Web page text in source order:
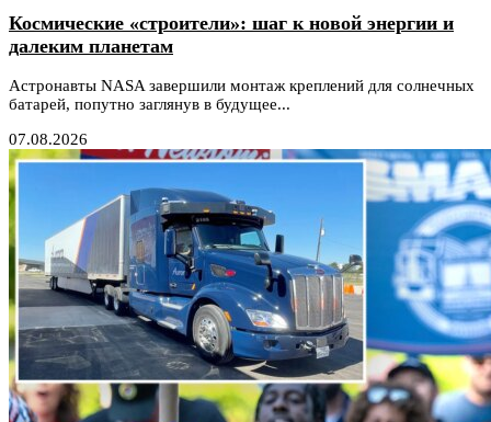
Космические «строители»: шаг к новой энергии и
далеким планетам
Астронавты NASA завершили монтаж креплений для солнечных
батарей, попутно заглянув в будущее...
07.08.2026